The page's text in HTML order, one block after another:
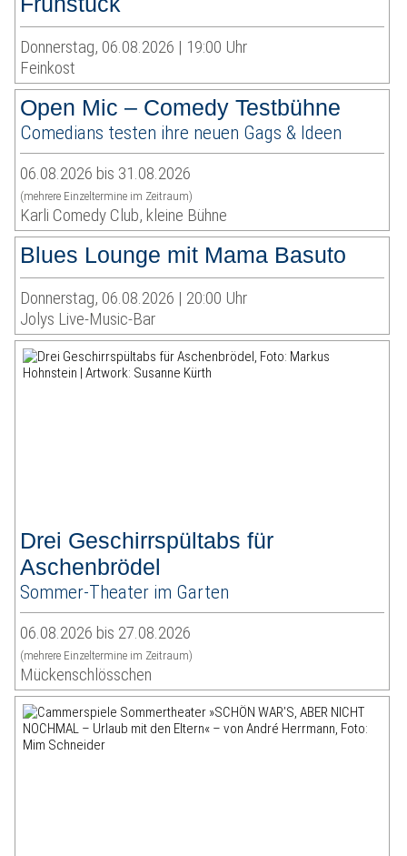
Donnerstag, 06.08.2026 | 19:00 Uhr
Feinkost
Open Mic – Comedy Testbühne
Comedians testen ihre neuen Gags & Ideen
06.08.2026 bis 31.08.2026
(mehrere Einzeltermine im Zeitraum)
Karli Comedy Club, kleine Bühne
Blues Lounge mit Mama Basuto
Donnerstag, 06.08.2026 | 20:00 Uhr
Jolys Live-Music-Bar
Drei Geschirrspültabs für
Aschenbrödel
Sommer-Theater im Garten
06.08.2026 bis 27.08.2026
(mehrere Einzeltermine im Zeitraum)
Mückenschlösschen